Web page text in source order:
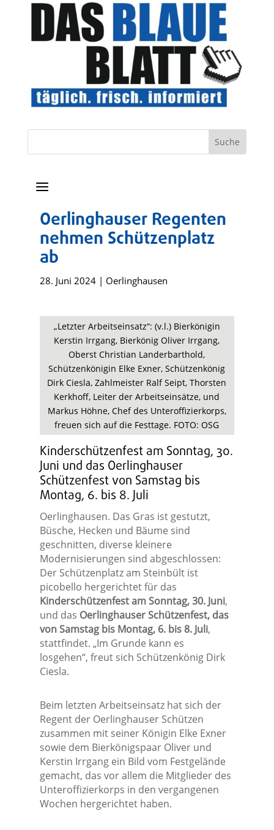
a
Oerlinghauser Regenten
nehmen Schützenplatz
ab
28. Juni 2024| Oerlinghausen
„Letzter Arbeitseinsatz“: (v.l.) Bierkönigin
Kerstin Irrgang, Bierkönig Oliver Irrgang,
Oberst Christian Landerbarthold,
Schützenkönigin Elke Exner, Schützenkönig
Dirk Ciesla, Zahlmeister Ralf Seipt, Thorsten
Kerkhoff, Leiter der Arbeitseinsätze, und
Markus Höhne, Chef des Unteroffizierkorps,
freuen sich auf die Festtage. FOTO: OSG
Kinderschützenfest am Sonntag, 30.
Juni und das Oerlinghauser
Schützenfest von Samstag bis
Montag, 6. bis 8. Juli
Oerlinghausen. Das Gras ist gestutzt,
Büsche, Hecken und Bäume sind
geschnitten, diverse kleinere
Modernisierungen sind abgeschlossen:
Der Schützenplatz am Steinbült ist
picobello hergerichtet für das
Kinderschützenfest am Sonntag, 30. Juni,
und das Oerlinghauser Schützenfest, das
von Samstag bis Montag, 6. bis 8. Juli,
stattfindet. „Im Grunde kann es
losgehen“, freut sich Schützenkönig Dirk
Ciesla.
Beim letzten Arbeitseinsatz hat sich der
Regent der Oerlinghauser Schützen
zusammen mit seiner Königin Elke Exner
sowie dem Bierkönigspaar Oliver und
Kerstin Irrgang ein Bild vom Festgelände
gemacht, das vor allem die Mitglieder des
Unteroffizierkorps in den vergangenen
Wochen hergerichtet haben.